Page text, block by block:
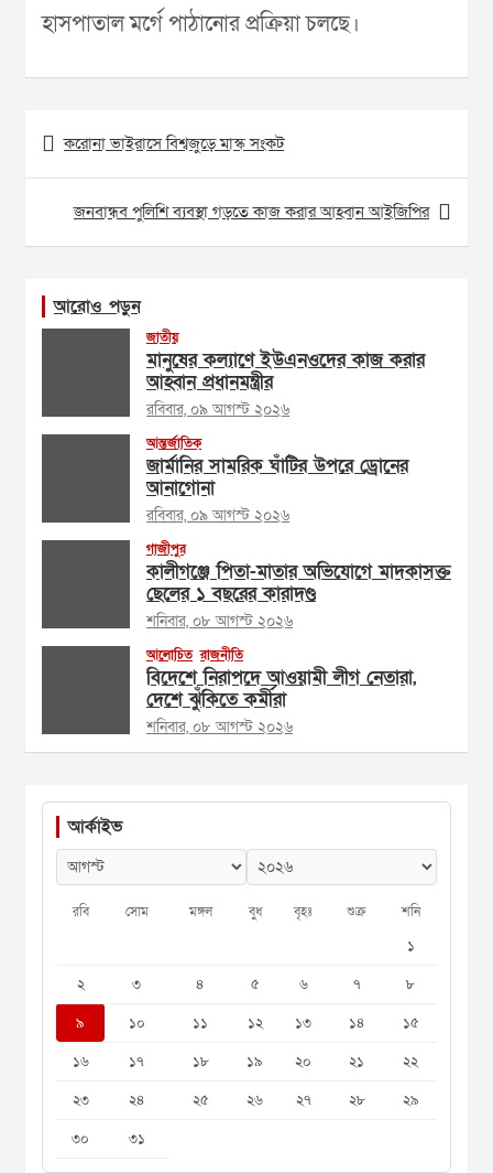
হাসপাতাল মর্গে পাঠানোর প্রক্রিয়া চলছে।
Post
navigation
করোনা ভাইরাসে বিশ্বজুড়ে মাস্ক সংকট
জনবান্ধব পুলিশি ব্যবস্থা গড়তে কাজ করার আহ্বান আইজিপির
আরোও পড়ুন
জাতীয়
মানুষের কল্যাণে ইউএনওদের কাজ করার
আহ্বান প্রধানমন্ত্রীর
রবিবার, ০৯ আগস্ট ২০২৬
আন্তর্জাতিক
জার্মানির সামরিক ঘাঁটির উপরে ড্রোনের
আনাগোনা
রবিবার, ০৯ আগস্ট ২০২৬
গাজীপুর
কালীগঞ্জে পিতা-মাতার অভিযোগে মাদকাসক্ত
ছেলের ১ বছরের কারাদণ্ড
শনিবার, ০৮ আগস্ট ২০২৬
আলোচিত রাজনীতি
বিদেশে নিরাপদে আওয়ামী লীগ নেতারা,
দেশে ঝুঁকিতে কর্মীরা
শনিবার, ০৮ আগস্ট ২০২৬
আর্কাইভ
রবি সোম মঙ্গল বুধ বৃহঃ শুক্র শনি
১
২
৩ ৪ ৫ ৬ ৭
৮
৯
১০ ১১ ১২ ১৩ ১৪
১৫
১৬
১৭ ১৮ ১৯ ২০ ২১
২২
২৩
২৪ ২৫ ২৬ ২৭ ২৮
২৯
৩০
৩১